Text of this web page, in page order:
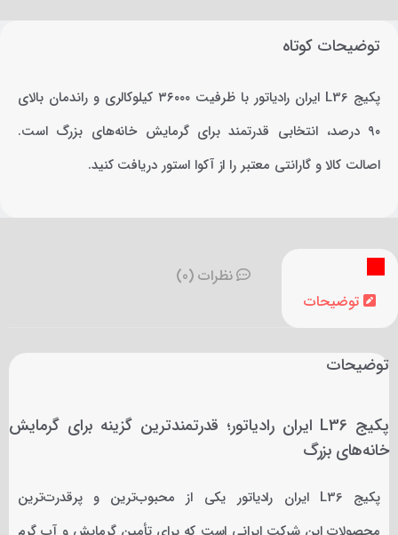
توضیحات کوتاه
پکیج L36 ایران رادیاتور با ظرفیت ۳۶۰۰۰ کیلوکالری و راندمان بالای
۹۰ درصد، انتخابی قدرتمند برای گرمایش خانه‌های بزرگ است.
اصالت کالا و گارانتی معتبر را از آکوا استور دریافت کنید.
توضیحات
نظرات (0)
توضیحات
پکیج L36 ایران رادیاتور؛ قدرتمندترین گزینه برای گرمایش
خانه‌های بزرگ
پکیج L36 ایران رادیاتور یکی از محبوب‌ترین و پرقدرت‌ترین